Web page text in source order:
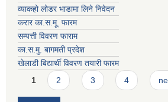
व्याकहो लोडर भाडामा लिने निवेदन
करार का.स.मू. फारम
सम्पत्ती विवरण फाराम
का.स.मु. बागमती प्रदेश
खेलाडी बिद्यार्थी विवरण तयारी फारम
Pages
1 2 3 4